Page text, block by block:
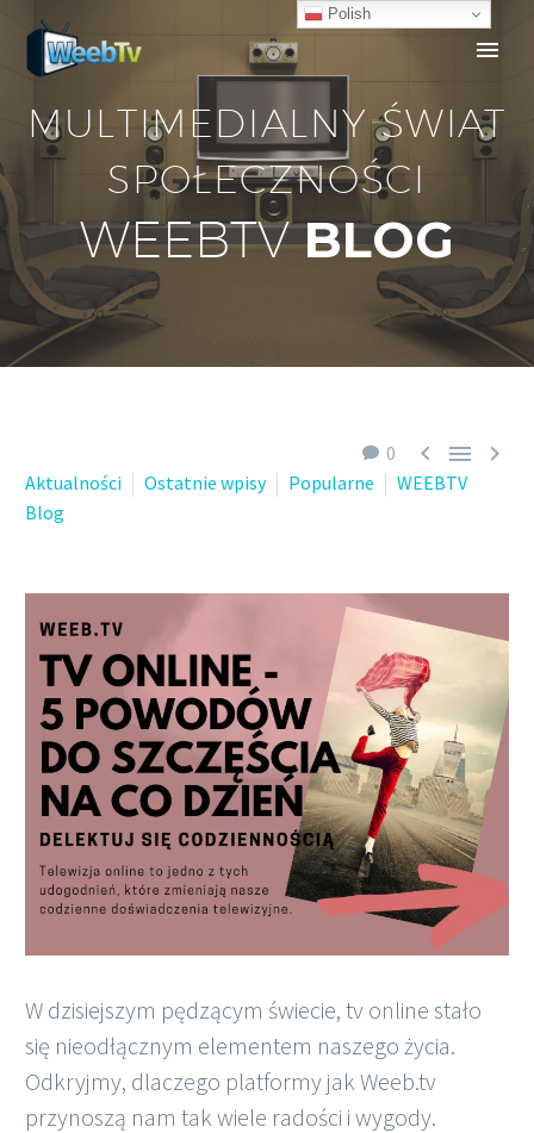
Polish
MULTIMEDIALNY ŚWIAT
SPOŁECZNOŚCI
WEEBTVBLOG
0   
Aktualności Ostatnie wpisy Popularne
WEEBTV
Blog
W dzisiejszym pędzącym świecie, tv online stało
się nieodłącznym elementem naszego życia.
Odkryjmy, dlaczego platformy jak Weeb.tv
przynoszą nam tak wiele radości i wygody.
Polish